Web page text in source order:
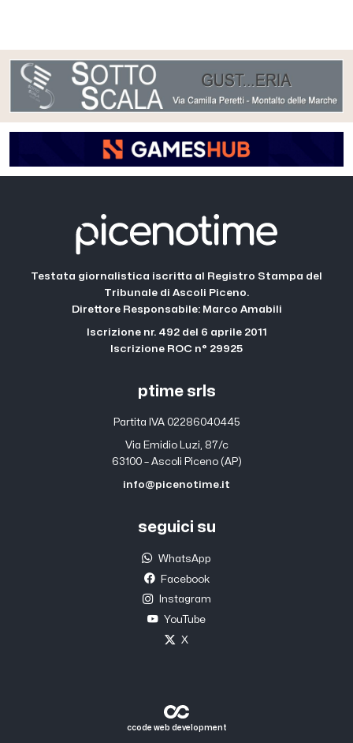
Testata giornalistica iscritta al Registro Stampa del
Tribunale di Ascoli Piceno.
Direttore Responsabile: Marco Amabili
Iscrizione nr. 492 del 6 aprile 2011
Iscrizione ROC n° 29925
ptime srls
Partita IVA 02286040445
Via Emidio Luzi, 87/c
63100 – Ascoli Piceno (AP)
info@picenotime.it
seguici su
WhatsApp
Facebook
Instagram
YouTube
X
ccode web development